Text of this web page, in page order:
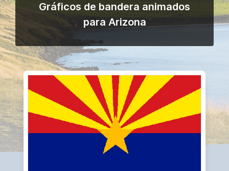
Gráficos de bandera animados
para Arizona